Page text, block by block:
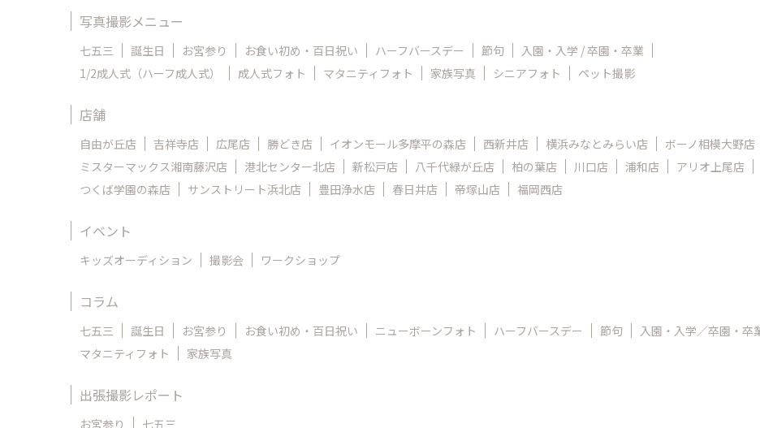
写真撮影メニュー
七五三 誕生日 お宮参り お食い初め・百日祝い ハーフバースデー 節句
入園・入学 / 卒園・卒業
1/2成人式（ハーフ成人式）
成人式フォト マタニティフォト 家族写真 シニアフォト ペット撮影
店舗
自由が丘店 吉祥寺店 広尾店 勝どき店 イオンモール多摩平の森店 西新井店 横浜みなとみらい店
ボーノ相模大野店
ミスターマックス湘南藤沢店
港北センター北店 新松戸店 八千代緑が丘店 柏の葉店 川口店 浦和店
アリオ上尾店
つくば学園の森店
サンストリート浜北店 豊田浄水店 春日井店 帝塚山店 福岡西店
イベント
キッズオーディション 撮影会 ワークショップ
コラム
七五三 誕生日 お宮参り お食い初め・百日祝い ニューボーンフォト ハーフバースデー 節句
入園・入学／卒園・卒
マタニティフォト
家族写真
出張撮影レポート
お宮参り 七五三